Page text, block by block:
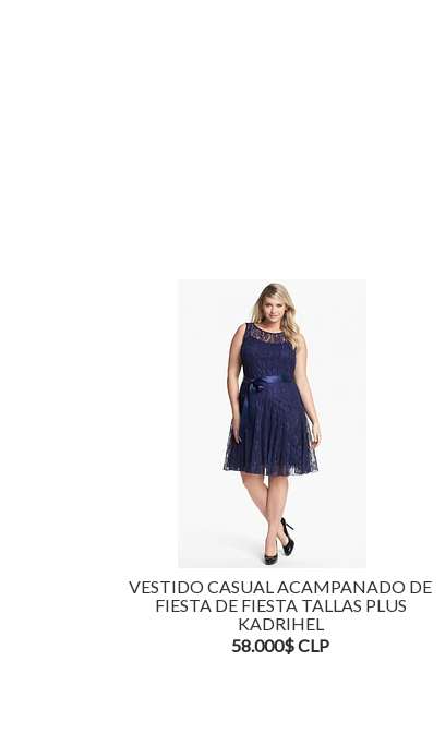
VESTIDO CASUAL ACAMPANADO DE
FIESTA DE FIESTA TALLAS PLUS
KADRIHEL
58.000$ CLP